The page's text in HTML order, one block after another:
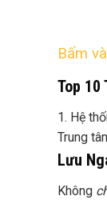
Bấm
Top 10
1. Hệ
Trung
Lưu
Không